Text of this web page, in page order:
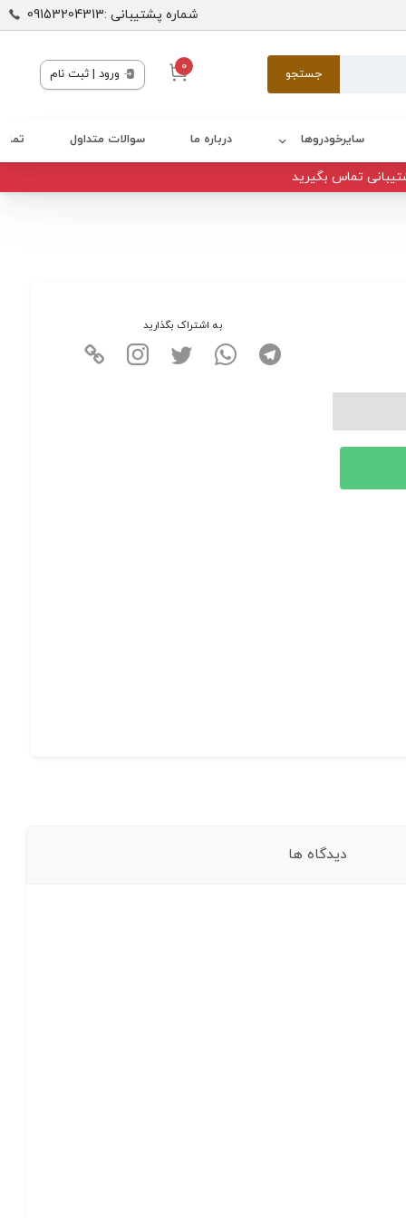
شماره پشتیبانی :09153204313
جستجو 0 ورود | ثبت نام
سایرخودروها درباره ما سوالات متداول
تماس بگیرید
به اشتراک بگذارید
دیدگاه ها